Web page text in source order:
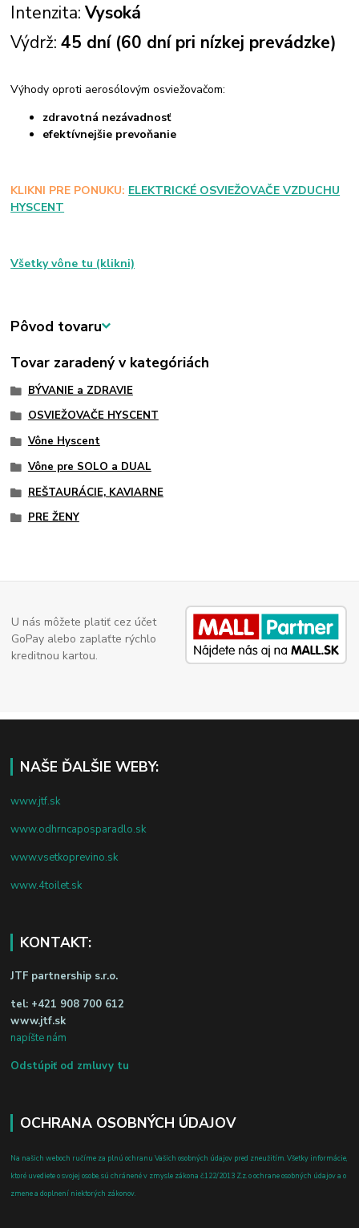
Intenzita:Vysoká
Výdrž:45 dní (60 dní pri nízkej prevádzke)
Výhody oproti aerosólovým osviežovačom:
zdravotná nezávadnosť
efektívnejšie prevoňanie
KLIKNI PRE PONUKU: ELEKTRICKÉ OSVIEŽOVAČE VZDUCHU
HYSCENT
Všetky vône tu (klikni)
Pôvod tovaru
Tovar zaradený v kategóriách
BÝVANIE a ZDRAVIE
OSVIEŽOVAČE HYSCENT
Vône Hyscent
Vône pre SOLO a DUAL
REŠTAURÁCIE, KAVIARNE
PRE ŽENY
U nás môžete platiť cez účet
GoPay alebo zaplaťte rýchlo
kreditnou kartou.
NAŠE ĎALŠIE WEBY:
www.jtf.sk
www.odhrncaposparadlo.sk
www.vsetkoprevino.sk
www.4toilet.sk
KONTAKT:
JTF partnership s.r.o.
tel: +421 908 700 612
www.jtf.sk
napíšte nám
Odstúpiť od zmluvy tu
OCHRANA OSOBNÝCH ÚDAJOV
Na našich weboch ručíme za plnú ochranu Vašich osobných údajov pred zneužitím. Všetky informácie,
ktoré uvediete o svojej osobe, sú chránené v zmysle zákona č.122/2013 Z.z. o ochrane osobných údajov a o
zmene a doplnení niektorých zákonov.